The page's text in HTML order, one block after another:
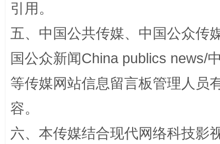
东山县通报“牛蛙产品抗生素超标问题” 法
引用。
五、中国公共传媒、中国公众传
国公众新闻China publics news/
等传媒网站信息留言板管理人员
容。
六、本传媒结合现代网络科技影